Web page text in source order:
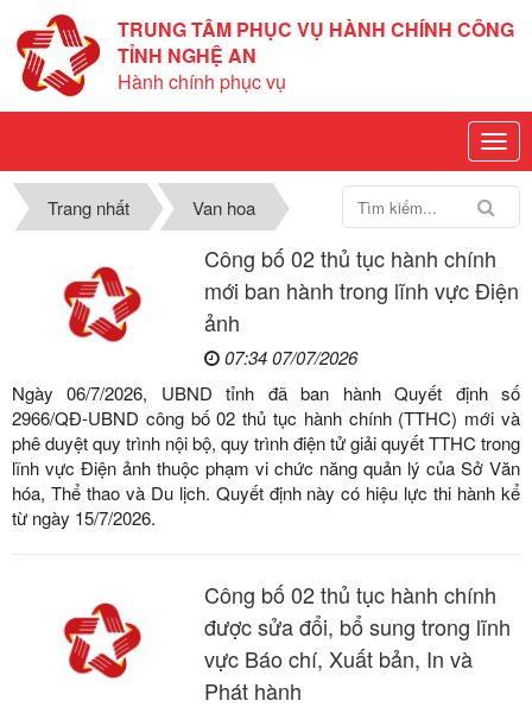
TRUNG TÂM PHỤC VỤ HÀNH CHÍNH CÔNG
TỈNH NGHỆ AN
Hành chính phục vụ
Trang nhất Van hoa
Công bố 02 thủ tục hành chính
mới ban hành trong lĩnh vực Điện
ảnh
07:34 07/07/2026
Ngày 06/7/2026, UBND tỉnh đã ban hành Quyết định số
2966/QĐ-UBND công bố 02 thủ tục hành chính (TTHC) mới và
phê duyệt quy trình nội bộ, quy trình điện tử giải quyết TTHC trong
lĩnh vực Điện ảnh thuộc phạm vi chức năng quản lý của Sở Văn
hóa, Thể thao và Du lịch. Quyết định này có hiệu lực thi hành kể
từ ngày 15/7/2026.
Công bố 02 thủ tục hành chính
được sửa đổi, bổ sung trong lĩnh
vực Báo chí, Xuất bản, In và
Phát hành